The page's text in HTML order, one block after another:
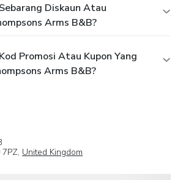
Diskaun Atau
Arms B&B?
Promosi Atau Kupon Yang
Arms B&B?
United Kingdom